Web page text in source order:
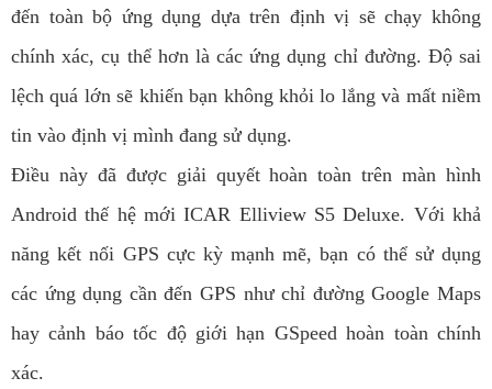
đến toàn bộ ứng dụng dựa trên định vị sẽ chạy không
chính xác, cụ thể hơn là các ứng dụng chỉ đường. Độ sai
lệch quá lớn sẽ khiến bạn không khỏi lo lắng và mất niềm
tin vào định vị mình đang sử dụng.
Điều này đã được giải quyết hoàn toàn trên màn hình
Android thế hệ mới ICAR Elliview S5 Deluxe. Với khả
năng kết nối GPS cực kỳ mạnh mẽ, bạn có thể sử dụng
các ứng dụng cần đến GPS như chỉ đường Google Maps
hay cảnh báo tốc độ giới hạn GSpeed hoàn toàn chính
xác.